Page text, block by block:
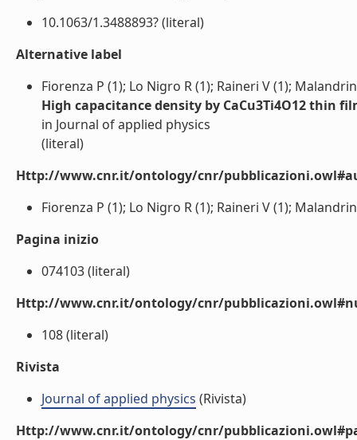
10.1063/1.3488893? (literal)
Alternative label
Fiorenza P (1); Lo Nigro R (1); Raineri V (1);
High capacitance density by CaCu3Ti4O12 thin
in Journal of applied physics
(literal)
Http://www.cnr.it/ontology/cnr/
Fiorenza P (1); Lo Nigro R (1); Raineri V (1);
Pagina inizio
074103 (literal)
Http://www.cnr.it/ontology/cnr/
108 (literal)
Rivista
Journal of applied physics (Rivista)
Http://www.cnr.it/ontology/cnr/